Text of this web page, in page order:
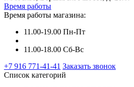
Время работы
Время работы магазина:
11.00-19.00 Пн-Пт
11.00-18.00 Сб-Вс
+7 916 771-41-41 Заказать звонок
Список категорий